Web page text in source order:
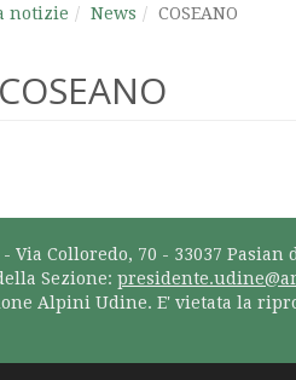
notizie News COSEANO
COSEANO
Via Colloredo, 70 - 33037 Pasian
Sezione:
Alpini Udine. E' vietata la